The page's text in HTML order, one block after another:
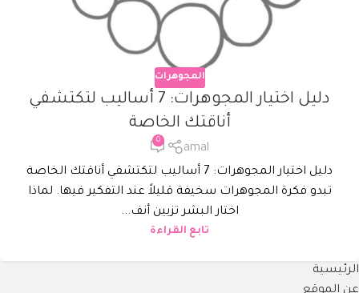
المجوهرات
دليل اختيار المجوهرات: 7 أساليب لتكتشفي
أناقتك الخاصة
amal
0
دليل اختيار المجوهرات: 7 أساليب لتكتشفي أناقتك الخاصة
تبدو فكرة المجوهرات سخيفة قليلاً عند التفكير فيها. لماذا
اختار البشر تزيين أنف...
تابع القراءة
الرئيسية
عن الموقع